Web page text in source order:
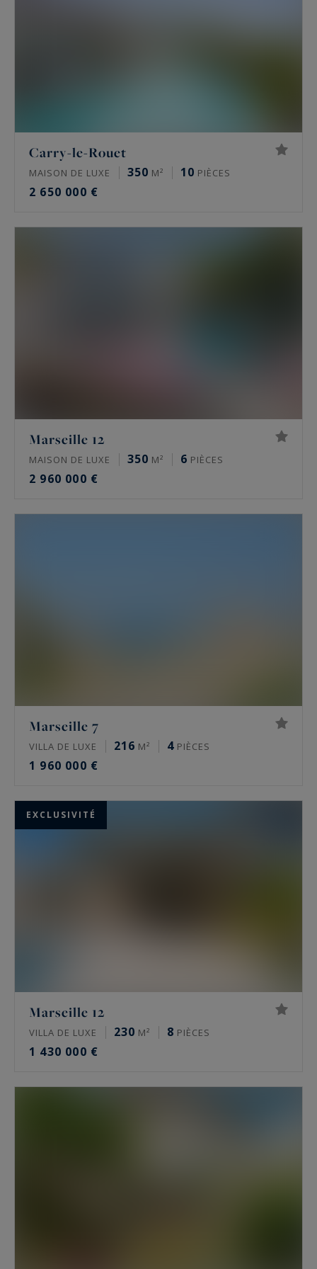
Carry-le-Rouet
MAISON DE LUXE 350 M² 10 PIÈCES
2 650 000 €
Marseille 12
MAISON DE LUXE 350 M² 6 PIÈCES
2 960 000 €
Marseille 7
VILLA DE LUXE 216 M² 4 PIÈCES
1 960 000 €
EXCLUSIVITÉ
Marseille 12
VILLA DE LUXE 230 M² 8 PIÈCES
1 430 000 €